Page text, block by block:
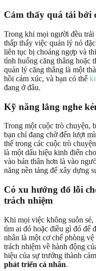
Cảm thấy quá tải bởi
Trong khi mọi người đều
thấp thấy việc quản lý nó
liên tục bị choáng ngợp và
tình huống căng thẳng hoặc
quản lý căng thẳng là một
hồi cảm xúc, và bạn có thể
đang ở đâu.
Kỹ năng lắng nghe
Trong một cuộc trò chuyện,
bạn chỉ đang chờ đến lượt
thế trong các cuộc trò
là một dấu hiệu kinh điển
vào bản thân hơn là vào
năng nền tảng để xây dựng
Có xu hướng đổ lỗi
trách nhiệm
Khi mọi việc không suôn sẻ,
tìm ai đó hoặc điều gì đó để
nhân là một cơ chế phòng
trách nhiệm về hành động
hiệu của sự trưởng thành
phát triển cá nhân.